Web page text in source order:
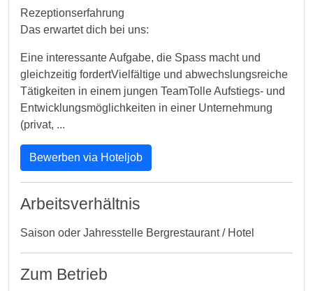
Rezeptionserfahrung
Das erwartet dich bei uns:
Eine interessante Aufgabe, die Spass macht und
gleichzeitig fordertVielfältige und abwechslungsreiche
Tätigkeiten in einem jungen TeamTolle Aufstiegs- und
Entwicklungsmöglichkeiten in einer Unternehmung
(privat, ...
Bewerben via Hoteljob
Arbeitsverhältnis
Saison oder Jahresstelle Bergrestaurant / Hotel
Zum Betrieb